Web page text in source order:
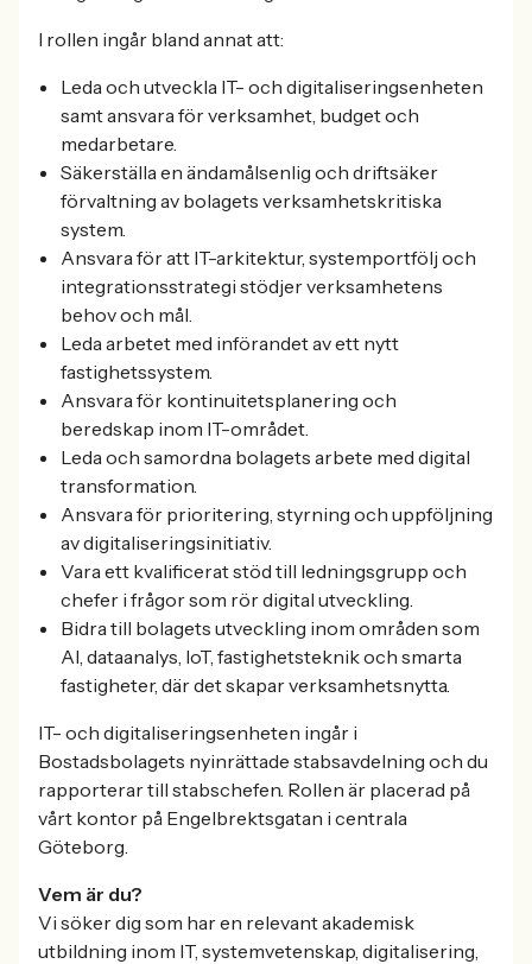
I rollen ingår bland annat att:
Leda och utveckla IT- och digitaliseringsenheten
samt ansvara för verksamhet, budget och
medarbetare.
Säkerställa en ändamålsenlig och driftsäker
förvaltning av bolagets verksamhetskritiska
system.
Ansvara för att IT-arkitektur, systemportfölj och
integrationsstrategi stödjer verksamhetens
behov och mål.
Leda arbetet med införandet av ett nytt
fastighetssystem.
Ansvara för kontinuitetsplanering och
beredskap inom IT-området.
Leda och samordna bolagets arbete med digital
transformation.
Ansvara för prioritering, styrning och uppföljning
av digitaliseringsinitiativ.
Vara ett kvalificerat stöd till ledningsgrupp och
chefer i frågor som rör digital utveckling.
Bidra till bolagets utveckling inom områden som
AI, dataanalys, IoT, fastighetsteknik och smarta
fastigheter, där det skapar verksamhetsnytta.
IT- och digitaliseringsenheten ingår i
Bostadsbolagets nyinrättade stabsavdelning och du
rapporterar till stabschefen. Rollen är placerad på
vårt kontor på Engelbrektsgatan i centrala
Göteborg.
Vem är du?
Vi söker dig som har en relevant akademisk
utbildning inom IT, systemvetenskap, digitalisering,